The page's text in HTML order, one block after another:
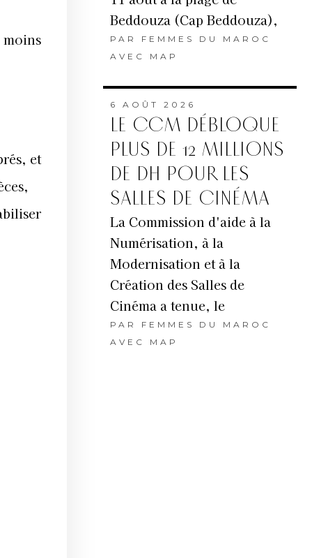
moins
et
Beddouza (Cap Beddouza),
PAR FEMMES DU MAROC
AVEC MAP
6 AOÛT 2026
LE CCM DÉBLOQUE
PLUS DE 12 MILLIONS
DE DH POUR LES
SALLES DE CINÉMA
La Commission d'aide à la
Numérisation, à la
Modernisation et à la
Création des Salles de
Cinéma a tenue, le
PAR FEMMES DU MAROC
AVEC MAP